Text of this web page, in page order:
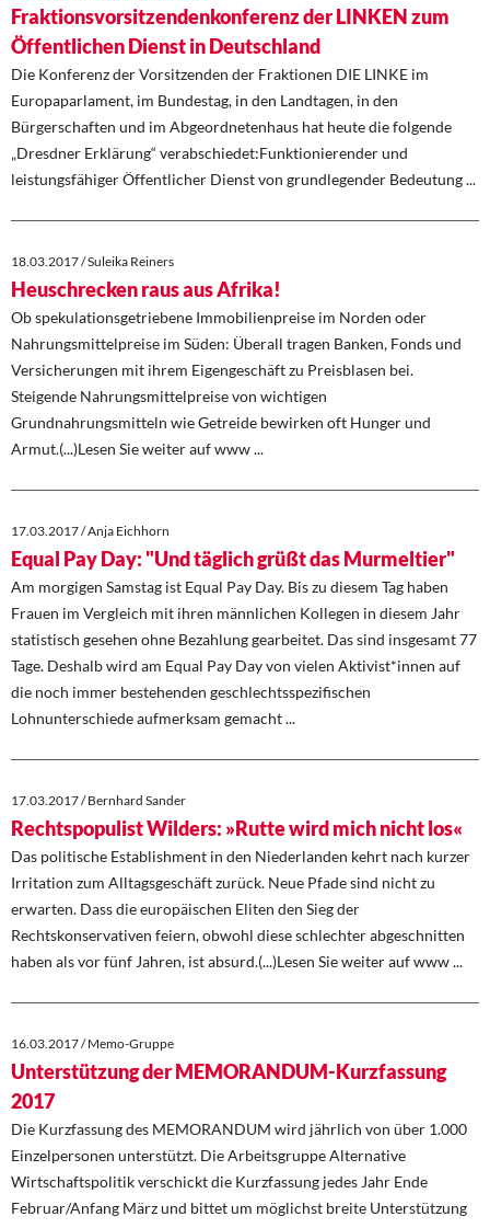
Fraktionsvorsitzendenkonferenz der LINKEN zum
Öffentlichen Dienst in Deutschland
Die Konferenz der Vorsitzenden der Fraktionen DIE LINKE im
Europaparlament, im Bundestag, in den Landtagen, in den
Bürgerschaften und im Abgeordnetenhaus hat heute die folgende
„Dresdner Erklärung“ verabschiedet:Funktionierender und
leistungsfähiger Öffentlicher Dienst von grundlegender Bedeutung ...
18.03.2017 / Suleika Reiners
Heuschrecken raus aus Afrika!
Ob spekulationsgetriebene ­Immobilienpreise im Norden oder
Nahrungsmittelpreise im Süden: Überall tragen Banken, Fonds und
Versicherungen mit ihrem Eigengeschäft zu Preisblasen bei.
Steigende Nahrungsmittelpreise von wichtigen
Grundnahrungsmitteln wie Getreide bewirken oft Hunger und
Armut.(...)Lesen Sie weiter auf www ...
17.03.2017 / Anja Eichhorn
Equal Pay Day: "Und täglich grüßt das Murmeltier"
Am morgigen Samstag ist Equal Pay Day. Bis zu diesem Tag haben
Frauen im Vergleich mit ihren männlichen Kollegen in diesem Jahr
statistisch gesehen ohne Bezahlung gearbeitet. Das sind insgesamt 77
Tage. Deshalb wird am Equal Pay Day von vielen Aktivist*innen auf
die noch immer bestehenden geschlechtsspezifischen
Lohnunterschiede aufmerksam gemacht ...
17.03.2017 / Bernhard Sander
Rechtspopulist Wilders: »Rutte wird mich nicht los«
Das politische Establishment in den Niederlanden kehrt nach kurzer
Irritation zum Alltagsgeschäft zurück. Neue Pfade sind nicht zu
erwarten. Dass die europäischen Eliten den Sieg der
Rechtskonservativen feiern, obwohl diese schlechter abgeschnitten
haben als vor fünf Jahren, ist absurd.(...)Lesen Sie weiter auf www ...
16.03.2017 / Memo-Gruppe
Unterstützung der MEMORANDUM-Kurzfassung
2017
Die Kurzfassung des MEMORANDUM wird jährlich von über 1.000
Einzelpersonen unterstützt. Die Arbeitsgruppe Alternative
Wirtschaftspolitik verschickt die Kurzfassung jedes Jahr Ende
Februar/Anfang März und bittet um möglichst breite Unterstützung